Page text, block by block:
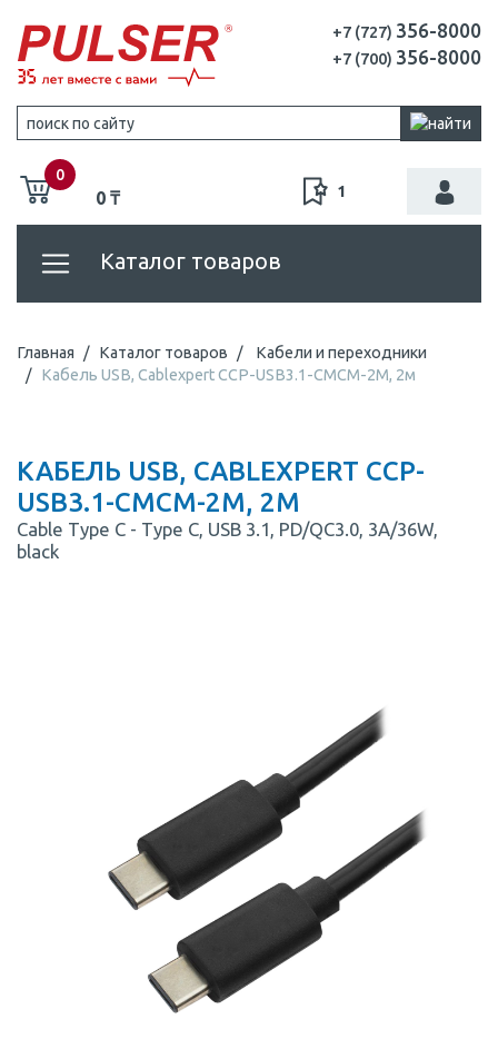
+7 (727) 356-8000
+7 (700) 356-8000
0
0 ₸ 1
Каталог товаров
Главная Каталог товаров
Кабели и переходники
Кабель USB, Cablexpert CCP-USB3.1-CMCM-2M, 2м
КАБЕЛЬ USB, CABLEXPERT CCP-
USB3.1-CMCM-2M, 2М
Cable Type C - Type C, USB 3.1, PD/QC3.0, 3A/36W,
black